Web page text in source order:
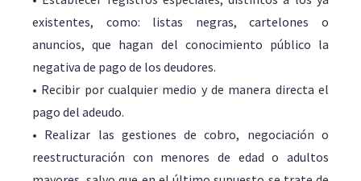
existentes, como: listas negras, cartelones o
anuncios, que hagan del conocimiento público la
negativa de pago de los deudores.
• Recibir por cualquier medio y de manera directa el
pago del adeudo.
• Realizar las gestiones de cobro, negociación o
reestructuración con menores de edad o adultos